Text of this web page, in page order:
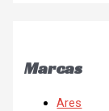
Marcas
Ares